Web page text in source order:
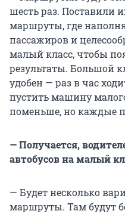
шесть раз. Поставили
маршруты, где
пассажиров и
малый класс, чтобы
результаты. Большой
удобен — раз в час
пустить машину
поменьше, но каждые
— Получается,
автобусов на малый
— Будет несколько
маршруты. Там будут